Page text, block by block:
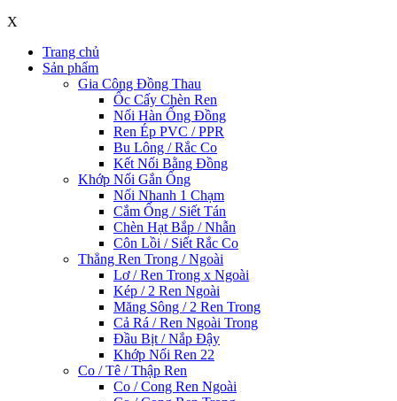
X
Trang chủ
Sản phẩm
Gia Công Đồng Thau
Ốc Cấy Chèn Ren
Nối Hàn Ống Đồng
Ren Ép PVC / PPR
Bu Lông / Rắc Co
Kết Nối Bằng Đồng
Khớp Nối Gắn Ống
Nối Nhanh 1 Chạm
Cắm Ống / Siết Tán
Chèn Hạt Bắp / Nhẫn
Côn Lồi / Siết Rắc Co
Thẳng Ren Trong / Ngoài
Lơ / Ren Trong x Ngoài
Kép / 2 Ren Ngoài
Măng Sông / 2 Ren Trong
Cả Rá / Ren Ngoài Trong
Đầu Bịt / Nắp Đậy
Khớp Nối Ren 22
Co / Tê / Thập Ren
Co / Cong Ren Ngoài